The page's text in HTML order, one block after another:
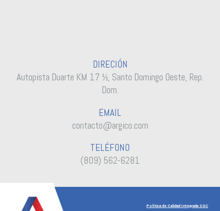
DIRECIÓN
Autopista Duarte KM 17 ½, Santo Domingo Oeste, Rep.
Dom.
EMAIL
contacto@argico.com
TELÉFONO
(809) 562-6281
Política de Calidad Integrada SGC